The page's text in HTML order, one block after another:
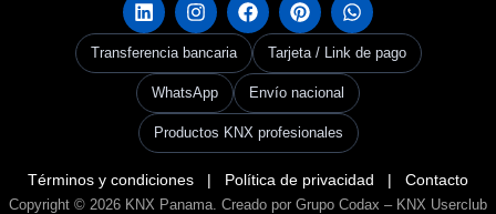
Transferencia bancaria Tarjeta / Link de pago
WhatsApp Envío nacional
Productos KNX profesionales
Términos y condiciones | Política de privacidad | Contacto
Copyright © 2026 KNX Panama . Creado por Grupo Codax – KNX Userclub